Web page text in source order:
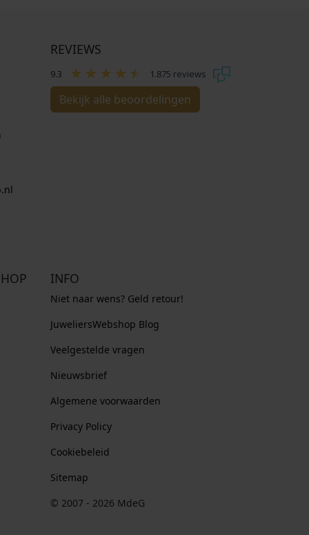
REVIEWS
9.3 1.875 reviews
Bekijk alle beoordelingen
INFO
Niet naar wens? Geld retour!
JuweliersWebshop Blog
Veelgestelde vragen
Nieuwsbrief
Algemene voorwaarden
Privacy Policy
Cookiebeleid
Sitemap
© 2007 - 2026 MdeG